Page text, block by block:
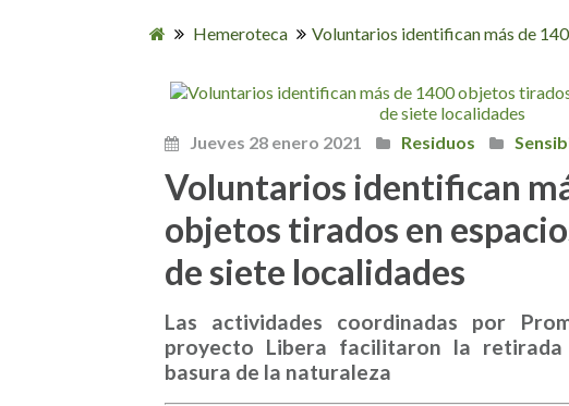
Hemeroteca Voluntarios identifican más de
Jueves 28 enero 2021 Residuos
Voluntarios identifican
objetos tirados en
de siete localidades
Las actividades coordinadas por
proyecto Libera facilitaron la
basura de la naturaleza